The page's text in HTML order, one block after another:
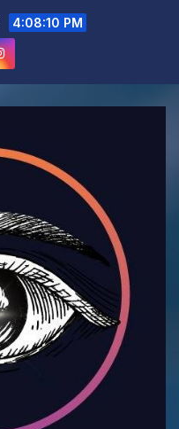
4:08:12 PM